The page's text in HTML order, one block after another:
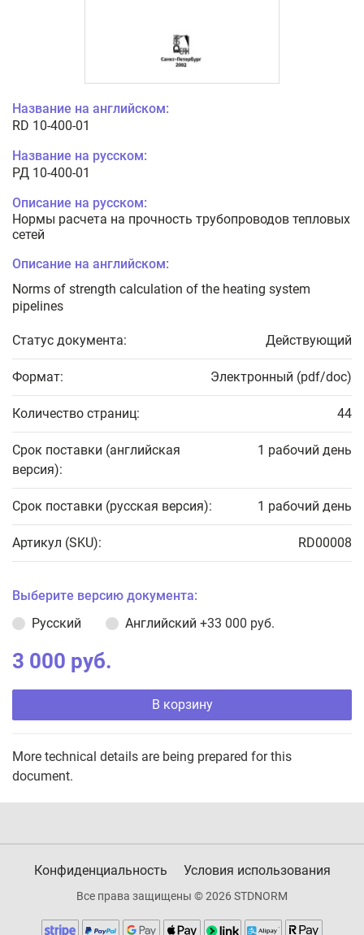
Название на английском:
RD 10-400-01
Название на русском:
РД 10-400-01
Описание на русском:
Нормы расчета на прочность трубопроводов тепловых
сетей
Описание на английском:
Norms of strength calculation of the heating system
pipelines
Статус документа: Действующий
Формат: Электронный (pdf/doc)
Количество страниц: 44
Срок поставки (английская
версия):
1 рабочий день
Срок поставки (русская версия): 1 рабочий день
Артикул (SKU): RD00008
Выберите версию документа:
Русский
Английский +33 000 руб.
3 000 руб.
В корзину
More technical details are being prepared for this
document.
Конфиденциальность Условия использования
Все права защищены © 2026 STDNORM